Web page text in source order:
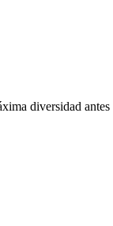
diversidad